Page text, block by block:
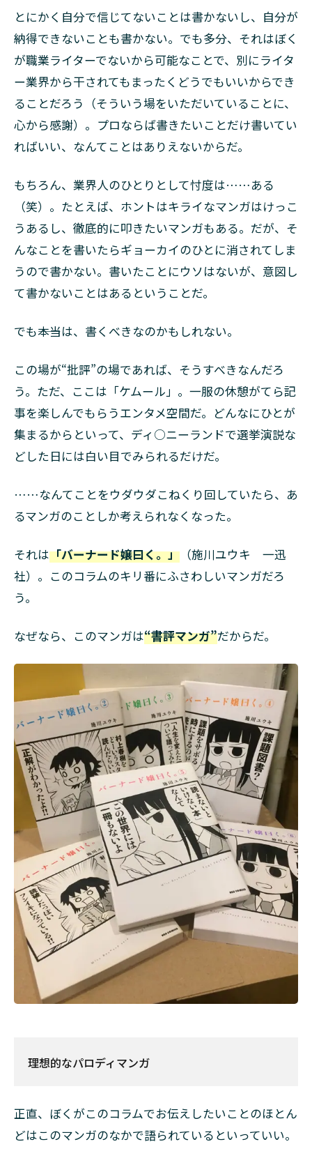
し
て
そ
の
正
は
SF
読
書
とにかく自分で信じてないことは書かないし、自分が
納得できないことも書かない。でも多分、それはぼく
が職業ライターでないから可能なことで、別にライタ
ー業界から干されてもまったくどうでもいいからでき
ることだろう（そういう場をいただいていることに、
心から感謝）。プロならば書きたいことだけ書いてい
ればいい、なんてことはありえないからだ。
もちろん、業界人のひとりとして忖度は……ある
（笑）。たとえば、ホントはキライなマンガはけっこ
うあるし、徹底的に叩きたいマンガもある。だが、そ
んなことを書いたらギョーカイのひとに消されてしま
うので書かない。書いたことにウソはないが、意図し
て書かないことはあるということだ。
でも――本当は、書くべきなのかもしれない。
この場が“批評”の場であれば、そうすべきなんだろ
う。ただ、ここは「ケムール」。一服の休憩がてら記
事を楽しんでもらうエンタメ空間だ。どんなにひとが
集まるからといって、ディ○ニーランドで選挙演説な
どした日には白い目でみられるだけだ。
……なんてことをウダウダこねくり回していたら、あ
るマンガのことしか考えられなくなった。
それは「バーナード嬢曰く。」 （施川ユウキ 一迅
社）。このコラムのキリ番にふさわしいマンガだろ
う。
なぜなら、このマンガは“書評マンガ”だからだ。
理想的なパロディマンガ
正直、ぼくがこのコラムでお伝えしたいことのほとん
どはこのマンガのなかで語られているといっていい。